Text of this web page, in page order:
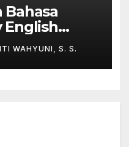
English
WAHYUNI, S. S.